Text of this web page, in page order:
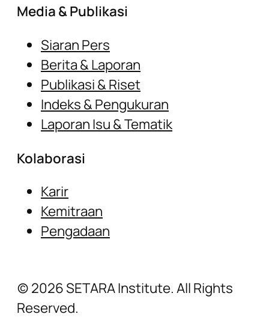
Media & Publikasi
Siaran Pers
Berita & Laporan
Publikasi & Riset
Indeks & Pengukuran
Laporan Isu & Tematik
Kolaborasi
Karir
Kemitraan
Pengadaan
(c) 2026 SETARA Institute. All Rights
Reserved.